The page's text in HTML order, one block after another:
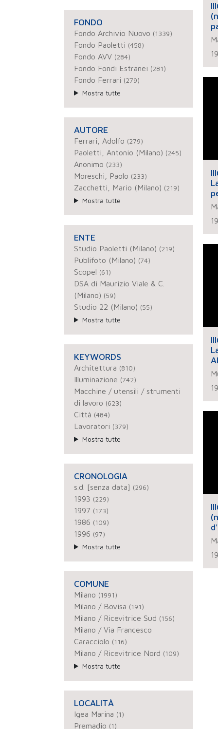
FONDO
Fondo Archivio Nuovo (1339)
Fondo Paoletti (458)
Fondo AVV (284)
Fondo Fondi Estranei (281)
Fondo Ferrari (279)
Mostra tutte
AUTORE
Ferrari, Adolfo (279)
Paoletti, Antonio (Milano) (245)
Anonimo (233)
Moreschi, Paolo (233)
Zacchetti, Mario (Milano) (219)
Mostra tutte
ENTE
Studio Paoletti (Milano) (219)
Publifoto (Milano) (74)
Scopel (61)
DSA di Maurizio Viale & C.
(Milano) (59)
Studio 22 (Milano) (55)
Mostra tutte
KEYWORDS
Architettura (810)
Illuminazione (742)
Macchine / utensili / strumenti
di lavoro (623)
Città (484)
Lavoratori (379)
Mostra tutte
CRONOLOGIA
s.d. [senza data] (296)
1993 (229)
1997 (173)
1986 (109)
1996 (97)
Mostra tutte
COMUNE
Milano (1991)
Milano / Bovisa (191)
Milano / Ricevitrice Sud (156)
Milano / Via Francesco
Caracciolo (116)
Milano / Ricevitrice Nord (109)
Mostra tutte
LOCALITÀ
Igea Marina (1)
Premadio (1)